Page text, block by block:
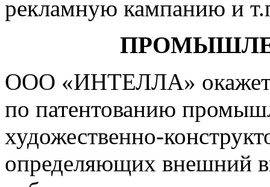
рекламную кампанию и
ООО «ИНТЕЛЛА» окажет
по патентованию
художественно-
определяющих внешний